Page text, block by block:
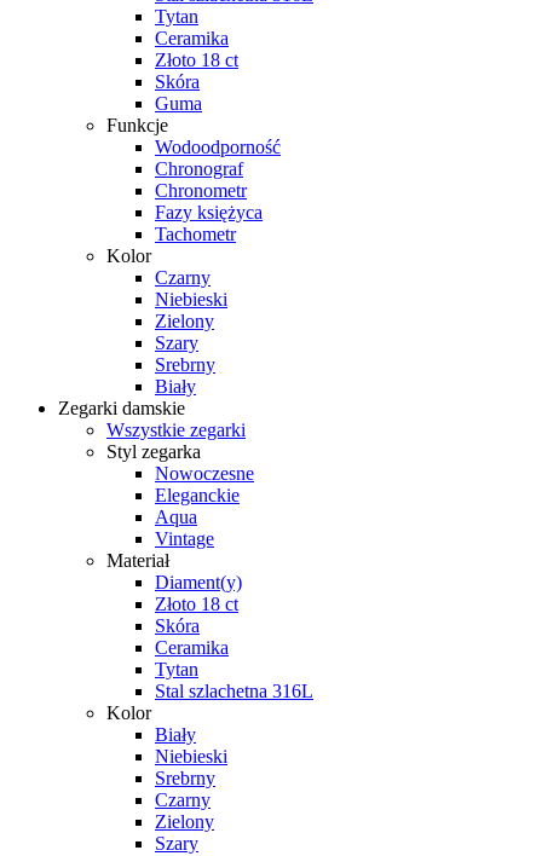
Tytan
Ceramika
Złoto 18 ct
Skóra
Guma
Funkcje
Wodoodporność
Chronograf
Chronometr
Fazy księżyca
Tachometr
Kolor
Czarny
Niebieski
Zielony
Szary
Srebrny
Biały
Zegarki damskie
Wszystkie zegarki
Styl zegarka
Nowoczesne
Eleganckie
Aqua
Vintage
Materiał
Diament(y)
Złoto 18 ct
Skóra
Ceramika
Tytan
Stal szlachetna 316L
Kolor
Biały
Niebieski
Srebrny
Czarny
Zielony
Szary